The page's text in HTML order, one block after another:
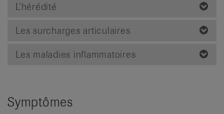
L’hérédité
Les surcharges articulaires
Les maladies inflammatoires
Symptômes